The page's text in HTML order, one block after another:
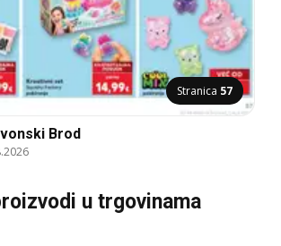
Stranica 57
Brod
u trgovinama